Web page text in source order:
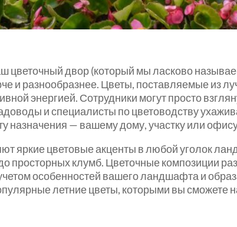
двор (который мы ласково
и разнообразнее. Цветы, поставляемые из
энергией. Сотрудники могут просто
и специалисты по цветоводству
назначения — вашему дому, участку или
яркие цветовые акценты в любой уголок
просторных клумб. Цветочные композиции
особенностей вашего ландшафта и
летние цветы, которыми вы сможете